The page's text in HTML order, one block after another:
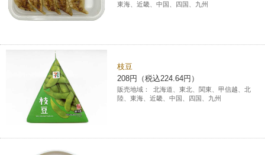
東海、近畿、中国、四国、九州
枝豆
208円（税込224.64円）
販売地域：
北海道、東北、関東、甲信越、北
陸、東海、近畿、中国、四国、九州